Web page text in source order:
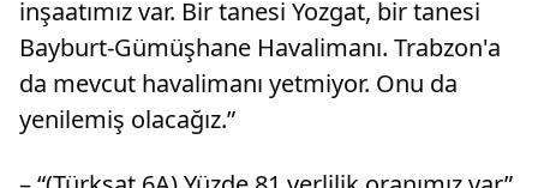
inşaatımız var. Bir tanesi Yozgat, bir tanesi
Bayburt-Gümüşhane Havalimanı. Trabzon'a
da mevcut havalimanı yetmiyor. Onu da
yenilemiş olacağız.”